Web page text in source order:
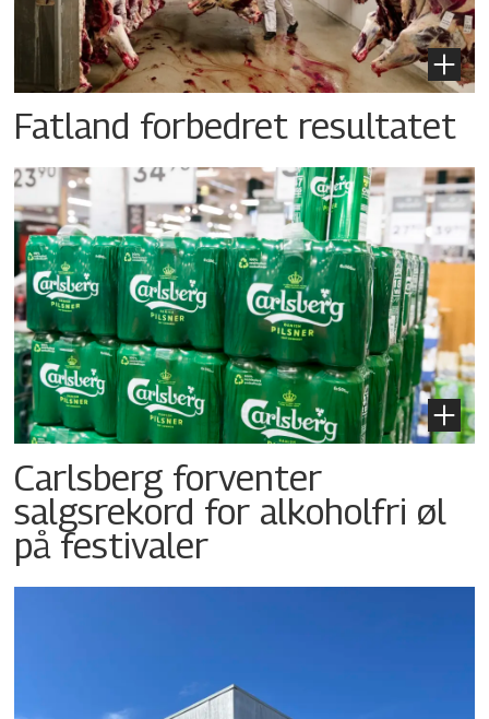
Fatland forbedret resultatet
Carlsberg forventer
salgsrekord for alkoholfri øl
på festivaler